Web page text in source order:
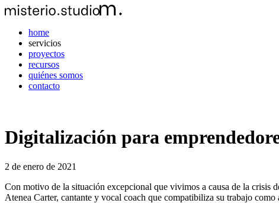
home
servicios
proyectos
recursos
quiénes somos
contacto
Digitalización para
2 de enero de 2021
Con motivo de la situación excepcional que vivimos a causa de la crisis
Atenea Carter, cantante y vocal coach que compatibiliza su trabajo